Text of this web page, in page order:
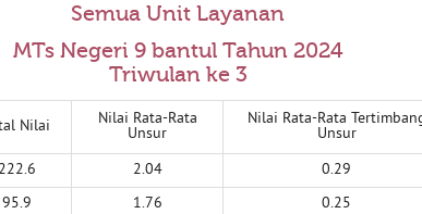
Semua Unit Layanan
MTs Negeri 9 bantul Tahun 2024
Triwulan ke 3
Nilai
Nilai Rata-Rata
Unsur
Nilai Rata-Rata
Unsur
222.6 2.04
0.29
95.9 1.76
0.25